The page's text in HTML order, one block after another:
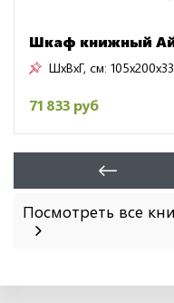
Шкаф книжный
ШxВxГ, см: 105x200x33
71 833 руб
Посмотреть все